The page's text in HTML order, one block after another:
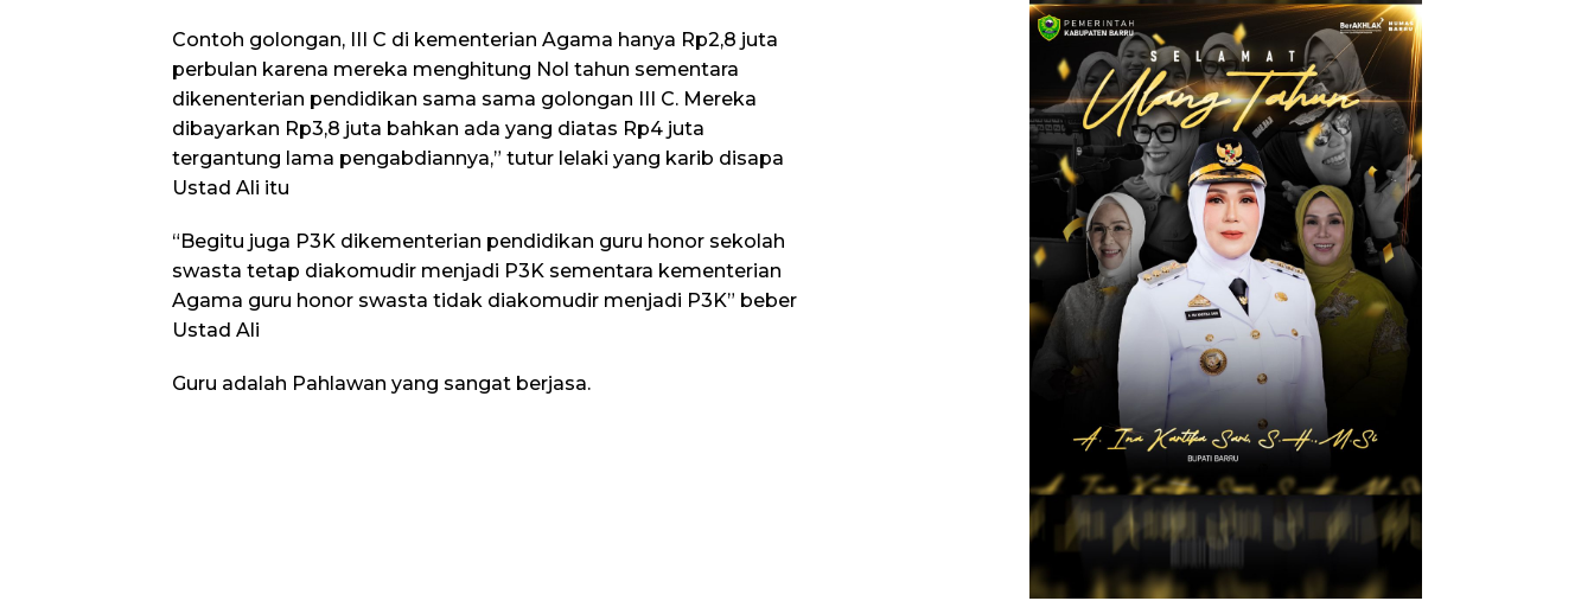
Contoh golongan, III C di kementerian Agama hanya Rp2,8 juta
perbulan karena mereka menghitung Nol tahun sementara
dikenenterian pendidikan sama sama golongan III C. Mereka
dibayarkan Rp3,8 juta bahkan ada yang diatas Rp4 juta
tergantung lama pengabdiannya,” tutur lelaki yang karib disapa
Ustad Ali itu
“Begitu juga P3K dikementerian pendidikan guru honor sekolah
swasta tetap diakomudir menjadi P3K sementara kementerian
Agama guru honor swasta tidak diakomudir menjadi P3K” beber
Ustad Ali
Guru adalah Pahlawan yang sangat berjasa.